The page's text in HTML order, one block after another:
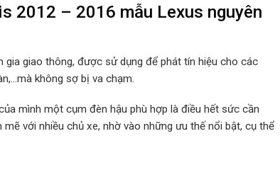
2012 – 2016 mẫu Lexus nguyên
giao thông, được sử dụng để phát tín hiệu cho các
không sợ bị va chạm.
mình một cụm đèn hậu phù hợp là điều hết sức cần
với nhiều chủ xe, nhờ vào những ưu thế nổi bật, cụ thể